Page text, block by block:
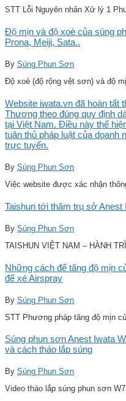
STT Lỗi Nguyên nhân Xử lý 1
Độ mịn và độ xoè của súng
Prona, Meiji, Sata..
By Súng Phun Sơn
Độ xoè (độ rộng vệt sơn) và độ
Website iwata.vn đã hoàn tất
Thương theo đúng quy định
tại Việt Nam. Điều này thể
tuân thủ pháp luật của doanh
trực tuyến.
By Súng Phun Sơn
Việc website được xác nhận
Taishun tới thăm trụ sở Anest
By Súng Phun Sơn
TAISHUN VIỆT NAM – HÀNH
Những cách để tăng độ mịn
để xé Airspray
By Súng Phun Sơn
STT Phương pháp tăng độ mịn
Súng phun sơn Anest Iwata
và cách tháo lắp súng
By Súng Phun Sơn
Video tháo lắp súng phun sơn